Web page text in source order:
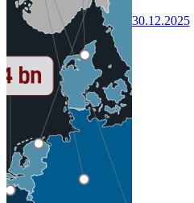
30.12.2025